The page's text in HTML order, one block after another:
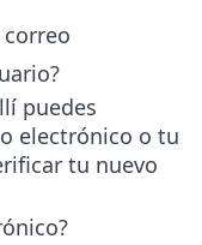
puedes
electrónico o tu
tu nuevo